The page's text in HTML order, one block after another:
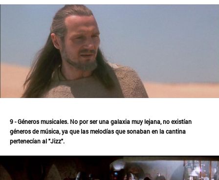
9 - Géneros musicales. No por ser una galaxia muy lejana, no existían
géneros de música, ya que las melodías que sonaban en la cantina
pertenecían al "Jizz".